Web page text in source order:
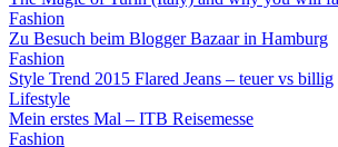
Fashion
Zu Besuch beim Blogger Bazaar in Hamburg
Fashion
Style Trend 2015 Flared Jeans – teuer vs billig
Lifestyle
Mein erstes Mal – ITB Reisemesse
Fashion